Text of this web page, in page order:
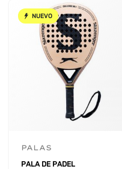
NUEVO
PALAS
PALA DE PADEL